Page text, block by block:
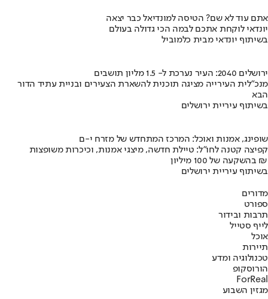
אתם עוד לא שם? הטיסה למונדיאל כבר יצאה
יונדאי לוקחת אתכם לבמה הכי גדולה בעולם
בשיתוף יונדאי מבית כלמוביל
ירושלים 2040: העיר נערכת ל- 1.5 מליון תושבים
מנכ"לית העירייה מציגה תוכנית להשארת הצעירים ובניית עתיד הדור
הבא
בשיתוף עיריית ירושלים
שופינג, אמנות ואוכל: המרכז המתחדש של מזרח י-ם
קפיצה קטנה לחו"ל: טיילת חדשה, מיצגי אמנות, וכיכרות משופצות
בהשקעה של 100 מיליון ₪
בשיתוף עיריית ירושלים
מדורים
ספורט
תרבות ובידור
לייף סטייל
אוכל
תיירות
טכנולוגיה ומדע
הורוסקופ
ForReal
מגזין השבוע